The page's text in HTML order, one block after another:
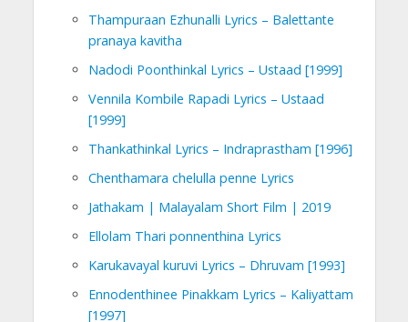
Thampuraan Ezhunalli Lyrics – Balettante
pranaya kavitha
Nadodi Poonthinkal Lyrics – Ustaad [1999]
Vennila Kombile Rapadi Lyrics – Ustaad
[1999]
Thankathinkal Lyrics – Indraprastham [1996]
Chenthamara chelulla penne Lyrics
Jathakam | Malayalam Short Film | 2019
Ellolam Thari ponnenthina Lyrics
Karukavayal kuruvi Lyrics – Dhruvam [1993]
Ennodenthinee Pinakkam Lyrics – Kaliyattam
[1997]